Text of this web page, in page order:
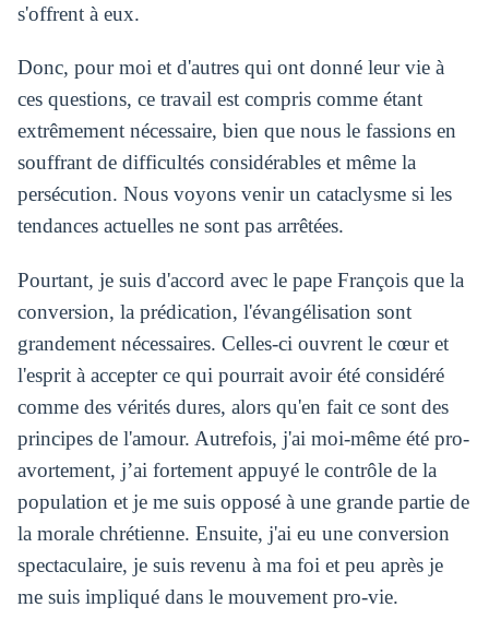
s'offrent à eux.
Donc, pour moi et d'autres qui ont donné leur vie à
ces questions, ce travail est compris comme étant
extrêmement nécessaire, bien que nous le fassions en
souffrant de difficultés considérables et même la
persécution. Nous voyons venir un cataclysme si les
tendances actuelles ne sont pas arrêtées.
Pourtant, je suis d'accord avec le pape François que la
conversion, la prédication, l'évangélisation sont
grandement nécessaires. Celles-ci ouvrent le cœur et
l'esprit à accepter ce qui pourrait avoir été considéré
comme des vérités dures, alors qu'en fait ce sont des
principes de l'amour. Autrefois, j'ai moi-même été pro-
avortement, j’ai fortement appuyé le contrôle de la
population et je me suis opposé à une grande partie de
la morale chrétienne. Ensuite, j'ai eu une conversion
spectaculaire, je suis revenu à ma foi et peu après je
me suis impliqué dans le mouvement pro-vie.